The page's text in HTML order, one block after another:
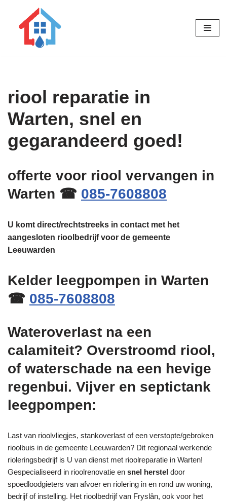
riool reparatie in
Warten, snel en
gegarandeerd goed!
offerte voor riool vervangen in
Warten ☎ 085-7608808
U komt direct/rechtstreeks in contact met het
aangesloten rioolbedrijf voor de gemeente
Leeuwarden
Kelder leegpompen in Warten
☎ 085-7608808
Wateroverlast na een
calamiteit? Overstroomd riool,
of waterschade na een hevige
regenbui. Vijver en septictank
leegpompen:
Last van rioolvliegjes, stankoverlast of een verstopte/gebroken
rioolbuis in de gemeente Leeuwarden? Dit regionaal werkende
rioleringsbedrijf is U van dienst met rioolreparatie in Warten!
Gespecialiseerd in rioolrenovatie en snel herstel door
spoedloodgieters van afvoer en riolering in en rond uw woning,
bedrijf of instelling. Het rioolbedrijf van Fryslân, ook voor het